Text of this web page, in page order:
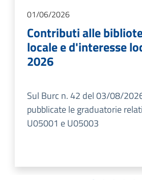
01/06/2026
Contributi alle
locale e d'interesse
2026
Sul Burc n. 42 del 03/08/
pubblicate le graduatorie
U05001 e U05003